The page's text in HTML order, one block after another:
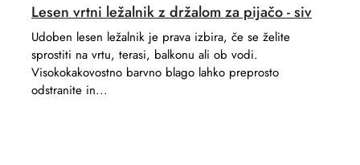
Lesen vrtni ležalnik z držalom za pijačo - siv
Udoben lesen ležalnik je prava izbira, če se želite
sprostiti na vrtu, terasi, balkonu ali ob vodi.
Visokokakovostno barvno blago lahko preprosto
odstranite in...